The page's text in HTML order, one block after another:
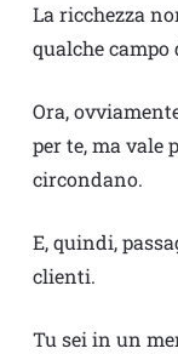
La ricchezza
qualche campo
Ora,
per te, ma vale
circondano.
E, quindi,
clienti.
Tu sei in un